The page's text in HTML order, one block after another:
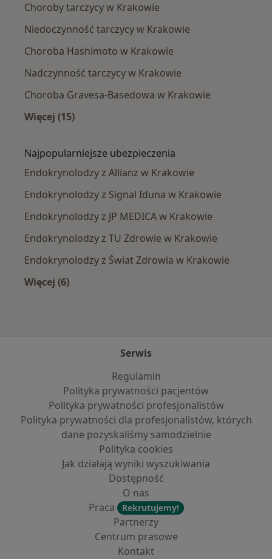
Choroby tarczycy w Krakowie
Niedoczynność tarczycy w Krakowie
Choroba Hashimoto w Krakowie
Nadczynność tarczycy w Krakowie
Choroba Gravesa-Basedowa w Krakowie
Więcej (15)
Najpopularniejsze ubezpieczenia
Endokrynolodzy z Allianz w Krakowie
Endokrynolodzy z Signal Iduna w Krakowie
Endokrynolodzy z JP MEDICA w Krakowie
Endokrynolodzy z TU Zdrowie w Krakowie
Endokrynolodzy z Świat Zdrowia w Krakowie
Więcej (6)
Serwis
Regulamin
Polityka prywatności pacjentów
Polityka prywatności profesjonalistów
Polityka prywatności dla profesjonalistów, których
dane pozyskaliśmy samodzielnie
Polityka cookies
Jak działają wyniki wyszukiwania
Dostępność
O nas
Praca
Rekrutujemy!
Partnerzy
Centrum prasowe
Kontakt